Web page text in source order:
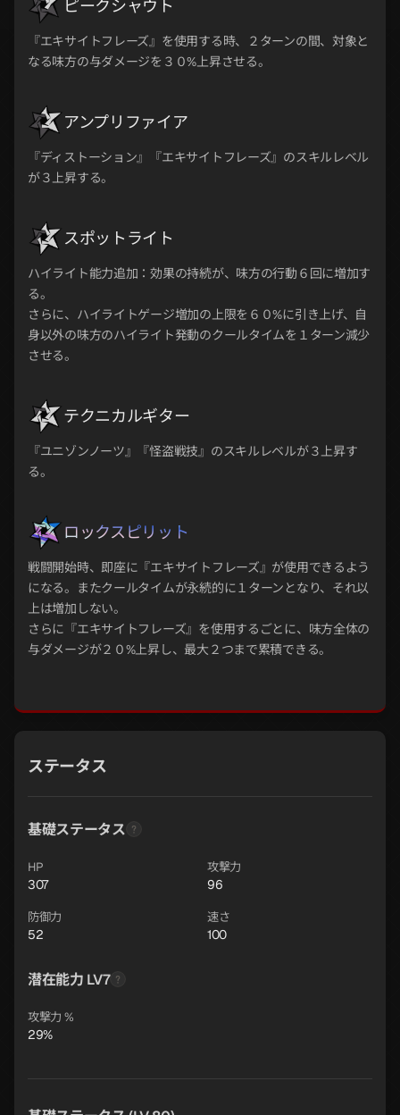
ピークシャウト
『エキサイトフレーズ』を使用する時、２ターンの間、対象と
なる味方の与ダメージを３０%上昇させる。
アンプリファイア
『ディストーション』『エキサイトフレーズ』のスキルレベル
が３上昇する。
スポットライト
ハイライト能力追加：効果の持続が、味方の行動６回に増加す
る。
さらに、ハイライトゲージ増加の上限を６０%に引き上げ、自
身以外の味方のハイライト発動のクールタイムを１ターン減少
させる。
テクニカルギター
『ユニゾンノーツ』『怪盗戦技』のスキルレベルが３上昇す
る。
ロックスピリット
戦闘開始時、即座に『エキサイトフレーズ』が使用できるよう
になる。またクールタイムが永続的に１ターンとなり、それ以
上は増加しない。
さらに『エキサイトフレーズ』を使用するごとに、味方全体の
与ダメージが２０%上昇し、最大２つまで累積できる。
ステータス
基礎ステータス
HP
307
攻撃力
96
防御力
52
速さ
100
潜在能力 LV7
攻撃力 %
29%